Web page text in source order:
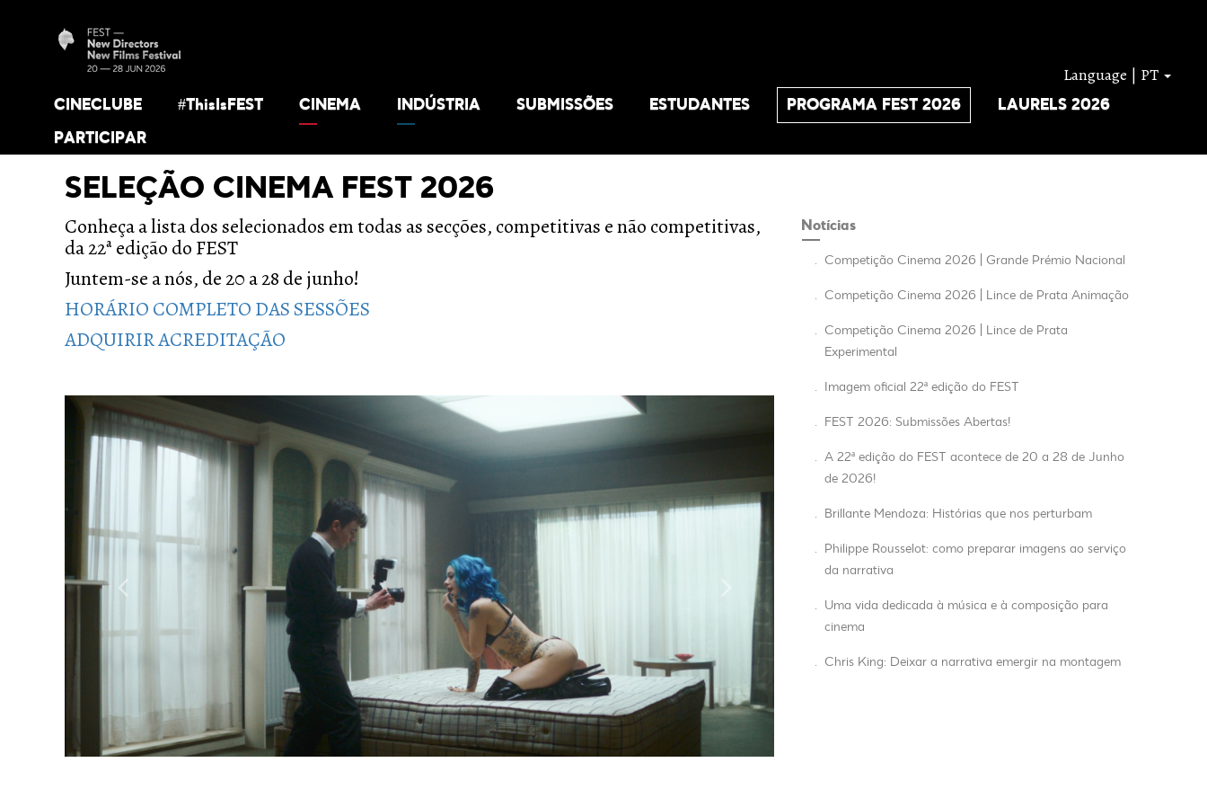
CINECLUBE #ThisIsFEST CINEMA INDÚSTRIA SUBMISSÕES ESTUDANTES PROGRAMA FEST 2026
LAURELS 2026
PARTICIPAR
Language | PT
SELEÇÃO CINEMA FEST 2026
Conheça a lista dos selecionados em todas as secções, competitivas e não competitivas,
da 22ª edição do FEST
Juntem-se a nós, de 20 a 28 de junho!
HORÁRIO COMPLETO DAS SESSÕES
ADQUIRIR ACREDITAÇÃO
Previous
Notícias
. Competição Cinema 2026 | Grande Prémio Nacional
. Competição Cinema 2026 | Lince de Prata Animação
.
Competição Cinema 2026 | Lince de Prata
Experimental
. Imagem oficial 22ª edição do FEST
. FEST 2026: Submissões Abertas!
. A 22ª edição do FEST acontece de 20 a 28 de Junho
de 2026!
. Brillante Mendoza: Histórias que nos perturbam
.
Philippe Rousselot: como preparar imagens ao serviço
da narrativa
.
Uma vida dedicada à música e à composição para
cinema
. Chris King: Deixar a narrativa emergir na montagem